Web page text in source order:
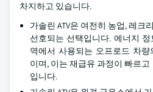
차지하고 있습니다.
가솔린 ATV은 여전히 농업, 레크
선호되는 선택입니다. 에너지 정
역에서 사용되는 오프로드 차
이며, 이는 재급유 과정이 빠르
입니다.